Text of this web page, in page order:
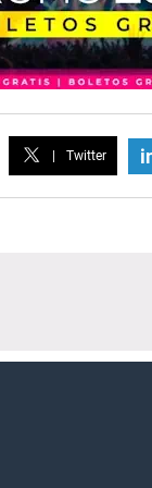
Twitter